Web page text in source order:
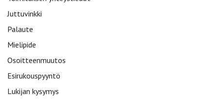
Juttuvinkki
Palaute
Mielipide
Osoitteenmuutos
Esirukouspyyntö
Lukijan kysymys